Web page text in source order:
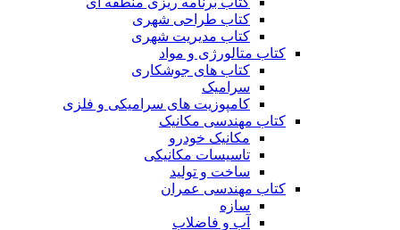
کتاب طراحی شهری
کتاب مدیریت شهری
کتاب متالورژی و مواد
کتاب های جوشکاری
سرامیک
کامپوزیت های سرامیکی و فلزی
کتاب مهندسی مکانیک
مکانیک خودرو
تاسیسات مکانیکی
ساخت و تولید
کتاب مهندسی عمران
سازه
آب و فاضلاب